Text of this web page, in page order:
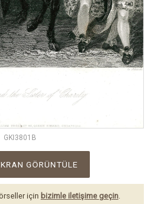
GKI3801B
GÖRÜNTÜLE
için bizimle iletişime geçin